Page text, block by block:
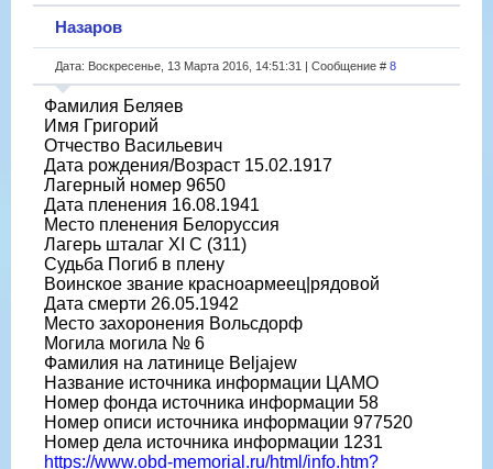
Назаров
Дата: Воскресенье, 13 Марта 2016, 14:51:31 | Сообщение # 8
Фамилия Беляев
Имя Григорий
Отчество Васильевич
Дата рождения/Возраст 15.02.1917
Лагерный номер 9650
Дата пленения 16.08.1941
Место пленения Белоруссия
Лагерь шталаг XI C (311)
Судьба Погиб в плену
Воинское звание красноармеец|рядовой
Дата смерти 26.05.1942
Место захоронения Вольсдорф
Могила могила № 6
Фамилия на латинице Beljajew
Название источника информации ЦАМО
Номер фонда источника информации 58
Номер описи источника информации 977520
Номер дела источника информации 1231
https://www.obd-memorial.ru/html/info.htm?